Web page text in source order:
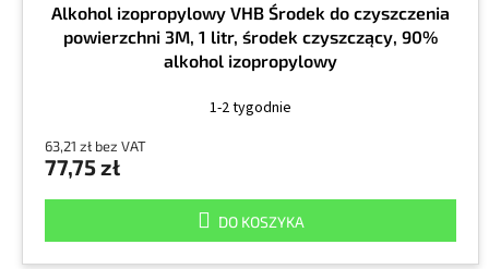
Alkohol izopropylowy VHB Środek do czyszczenia
powierzchni 3M, 1 litr, środek czyszczący, 90%
alkohol izopropylowy
1-2 tygodnie
63,21 zł bez VAT
77,75 zł
DO KOSZYKA